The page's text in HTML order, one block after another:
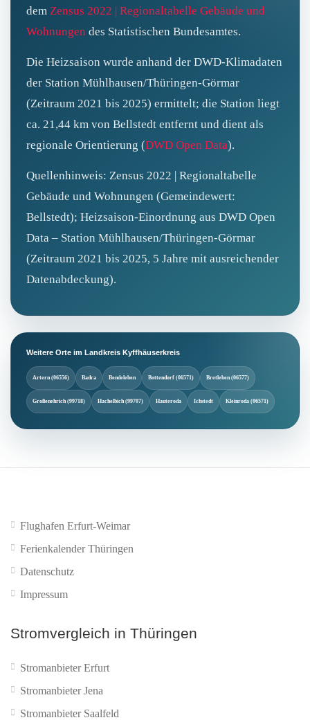
dem Zensus 2022 | Regionaltabelle Gebäude und
Wohnungen des Statistischen Bundesamtes.
Die Heizsaison wurde anhand der DWD-Klimadaten
der Station Mühlhausen/Thüringen-Görmar
(Zeitraum 2021 bis 2025) ermittelt; die Station liegt
ca. 21,44 km von Bellstedt entfernt und dient als
regionale Orientierung (DWD Open Data).
Quellenhinweis: Zensus 2022 | Regionaltabelle
Gebäude und Wohnungen (Gemeindewert:
Bellstedt); Heizsaison-Einordnung aus DWD Open
Data – Station Mühlhausen/Thüringen-Görmar
(Zeitraum 2021 bis 2025, 5 Jahre mit ausreichender
Datenabdeckung).
Weitere Orte im Landkreis Kyffhäuserkreis
Artern (06556) Badra Bendeleben Bottendorf (06571) Bretleben (06577)
Großenehrich (99718) Hachelbich (99707) Hauteroda Ichstedt Kleinroda (06571)
Flughafen Erfurt-Weimar
Ferienkalender Thüringen
Datenschutz
Impressum
Stromvergleich in Thüringen
Stromanbieter Erfurt
Stromanbieter Jena
Stromanbieter Saalfeld